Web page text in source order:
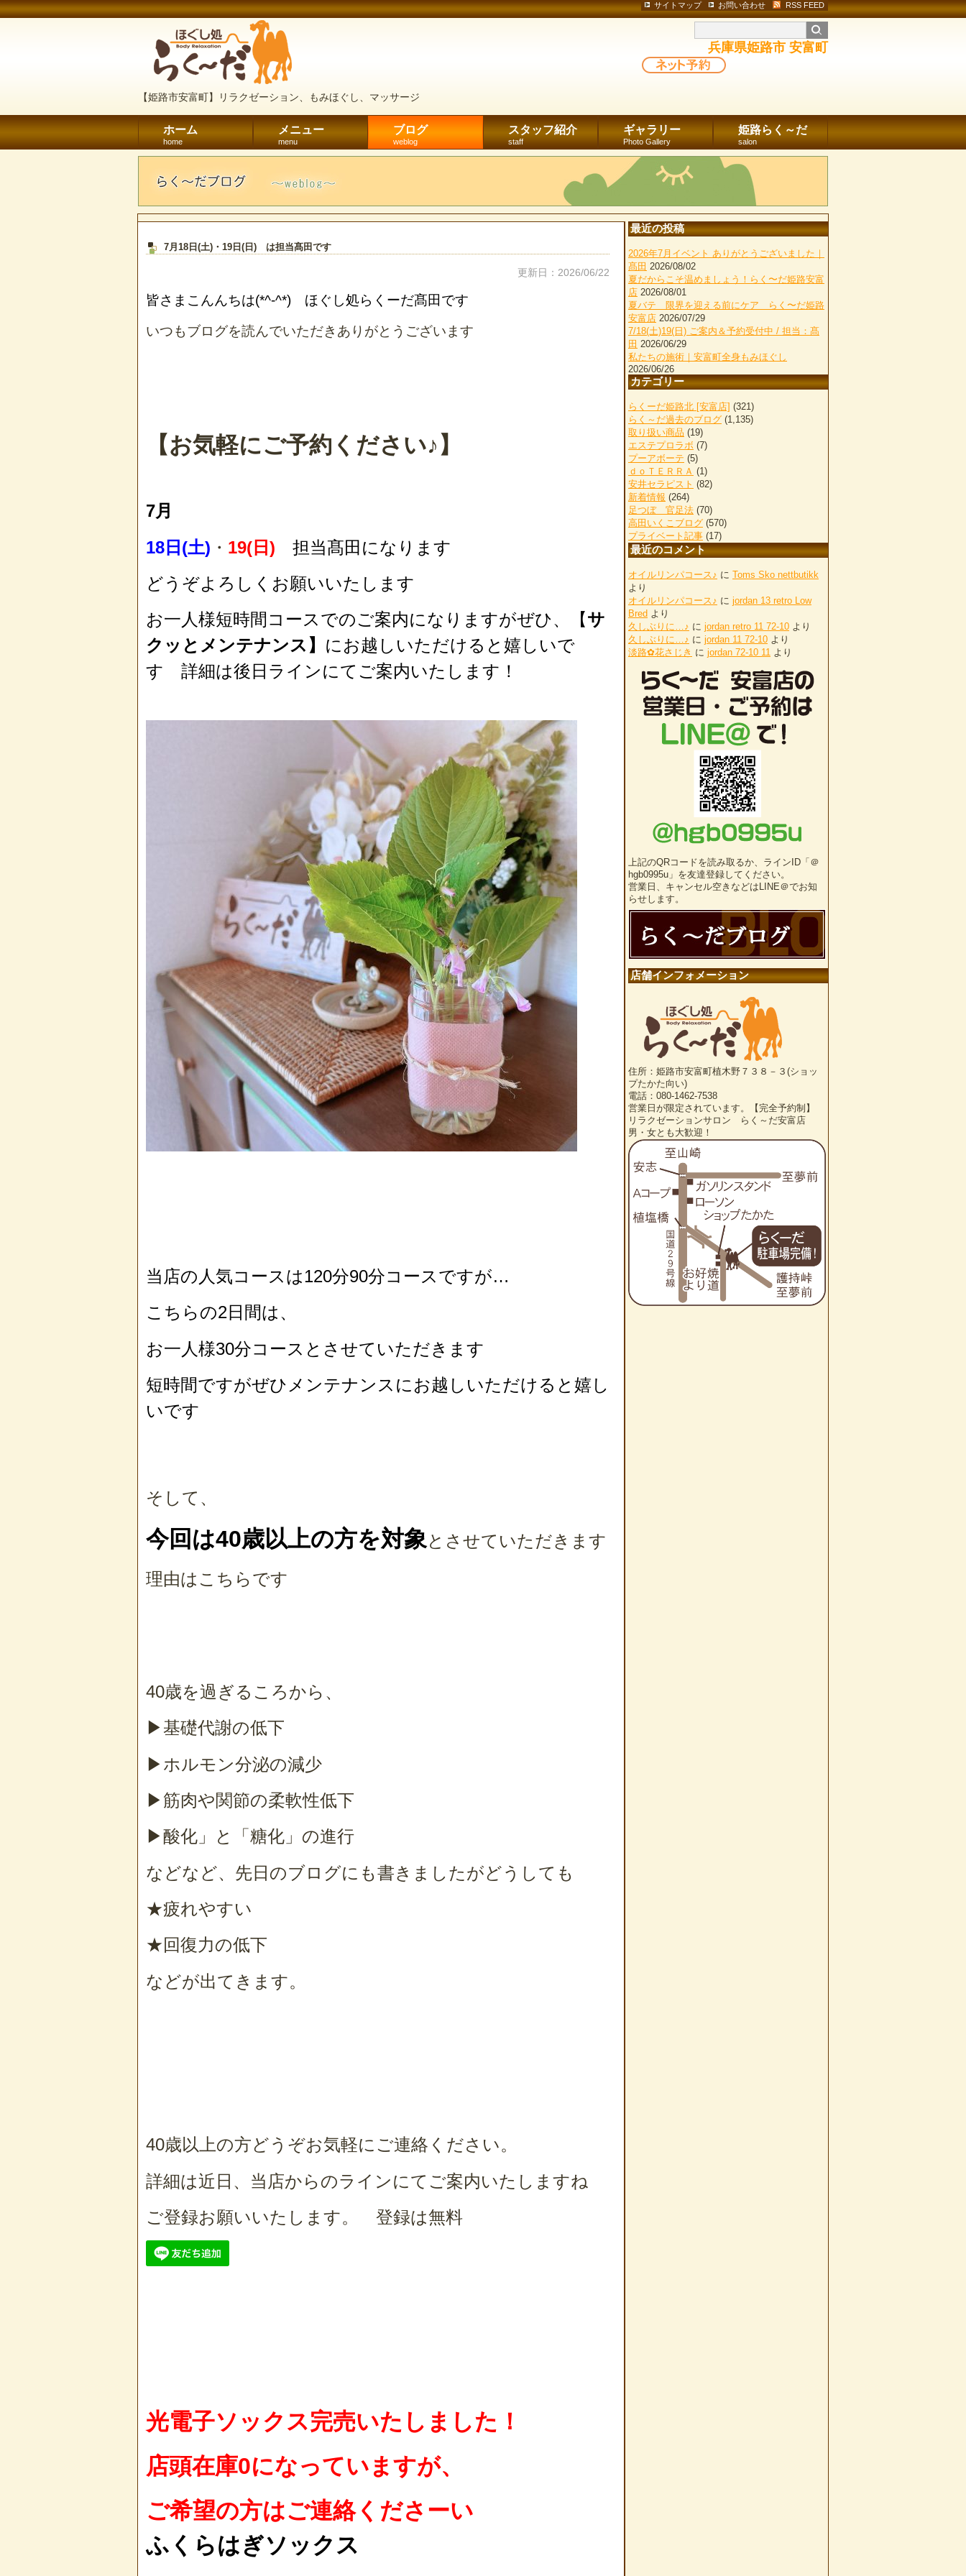
【姫路市安富町】リラクゼーション、もみほぐし、マッサージ
サイトマップ お問い合わせ RSS FEED
兵庫県姫路市 安富町
ホーム
home
メニュー
menu
ブログ
weblog
スタッフ紹介
staff
ギャラリー
Photo Gallery
姫路らく～だ
salon
7月18日(土)・19日(日) は担当髙田です
更新日：2026/06/22
皆さまこんんちは(*^-^*) ほぐし処らくーだ髙田です
いつもブログを読んでいただきありがとうございます
【お気軽にご予約ください♪】
7月
18日(土) ・ 19(日) 担当髙田になります
どうぞよろしくお願いいたします
お一人様短時間コースでのご案内になりますがぜひ、【サ
クッとメンテナンス】 にお越しいただけると嬉しいで
す 詳細は後日ラインにてご案内いたします！
当店の人気コースは120分90分コースですが…
こちらの2日間は、
お一人様30分コースとさせていただきます
短時間ですがぜひメンテナンスにお越しいただけると嬉し
いです
そして、
今回は40歳以上の方を対象とさせていただきます
理由はこちらです
40歳を過ぎるころから、
▶基礎代謝の低下
▶ホルモン分泌の減少
▶筋肉や関節の柔軟性低下
▶酸化」と「糖化」の進行
などなど、先日のブログにも書きましたがどうしても
★疲れやすい
★回復力の低下
などが出てきます。
40歳以上の方どうぞお気軽にご連絡ください。
詳細は近日、当店からのラインにてご案内いたしますね
ご登録お願いいたします。 登録は無料
光電子ソックス完売いたしました！
店頭在庫0になっていますが、
ご希望の方はご連絡くださーい
ふくらはぎソックス
最近の投稿
2026年7月イベント ありがとうございました｜
髙田 2026/08/02
夏だからこそ温めましょう！らく〜だ姫路安富
店 2026/08/01
夏バテ 限界を迎える前にケア らく〜だ姫路
安富店 2026/07/29
7/18(土)19(日) ご案内＆予約受付中 / 担当：髙
田 2026/06/29
私たちの施術｜安富町全身もみほぐし
2026/06/26
カテゴリー
らくーだ姫路北 [安富店] (321)
らく～だ過去のブログ (1,135)
取り扱い商品 (19)
エステプロラボ (7)
プーアボーテ (5)
ｄｏＴＥＲＲＡ (1)
安井セラピスト (82)
新着情報 (264)
足つぼ 官足法 (70)
高田いくこブログ (570)
プライベート記事 (17)
最近のコメント
オイルリンパコース♪ に Toms Sko nettbutikk
より
オイルリンパコース♪ に jordan 13 retro Low
Bred より
久しぶりに…♪ に jordan retro 11 72-10 より
久しぶりに…♪ に jordan 11 72-10 より
淡路✿花さじき に jordan 72-10 11 より
上記のQRコードを読み取るか、ラインID「＠
hgb0995u」を友達登録してください。
営業日、キャンセル空きなどはLINE＠でお知
らせします。
店舗インフォメーション
住所：姫路市安富町植木野７３８－３(ショッ
プたかた向い)
電話：080-1462-7538
営業日が限定されています。【完全予約制】
リラクゼーションサロン らく～だ安富店
男・女とも大歓迎！